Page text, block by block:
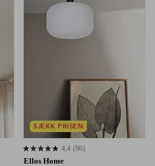
Ellos Home
4,4 basert på 96 karaktergivninger
4,4 (96)
SJEKK PRISEN